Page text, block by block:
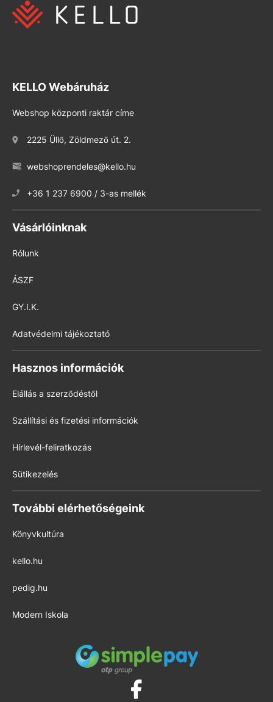
KELLO Webáruház
Webshop központi raktár címe
2225 Üllő, Zöldmező út. 2.
webshoprendeles@kello.hu
+36 1 237 6900 / 3-as mellék
Vásárlóinknak
Rólunk
ÁSZF
GY.I.K.
Adatvédelmi tájékoztató
Hasznos információk
Elállás a szerződéstől
Szállítási és fizetési információk
Hírlevél-feliratkozás
Sütikezelés
További elérhetőségeink
Könyvkultúra
kello.hu
pedig.hu
Modern Iskola